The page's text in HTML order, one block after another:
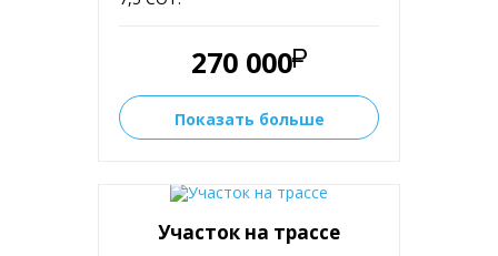
270 000
Показать больше
Участок на трассе